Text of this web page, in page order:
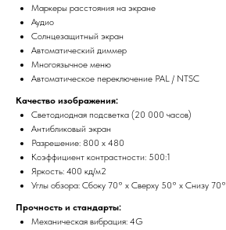
Маркеры расстояния на экране
Аудио
Солнцезащитный экран
Автоматический диммер
Многоязычное меню
Автоматическое переключение PAL / NTSC
Качество изображения:
Светодиодная подсветка (20 000 часов)
Антибликовый экран
Разрешение: 800 x 480
Коэффициент контрастности: 500:1
Яркость: 400 кд/м2
Углы обзора: Сбоку 70° х Сверху 50° x Снизу 70°
Прочность и стандарты:
Механическая вибрация: 4G